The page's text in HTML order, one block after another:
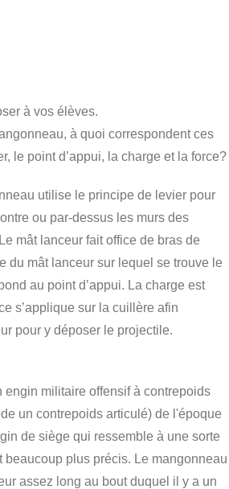
à vos élèves.
à quoi correspondent ces
le point d’appui, la charge et la force?
utilise le principe de levier pour
ou par-dessus les murs des
mât lanceur fait office de bras de
du mât lanceur sur lequel se trouve le
au point d’appui. La charge est
s’applique sur la cuillère afin
pour y déposer le projectile.
engin militaire offensif à contrepoids
un contrepoids articulé) de l'époque
de siège qui ressemble à une sorte
beaucoup plus précis. Le mangonneau
assez long au bout duquel il y a un